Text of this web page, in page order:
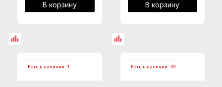
В корзину В корзину
Есть в наличии: 1 Есть в наличии: 33